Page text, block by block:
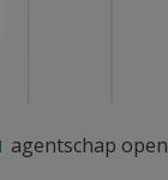
agentschap open